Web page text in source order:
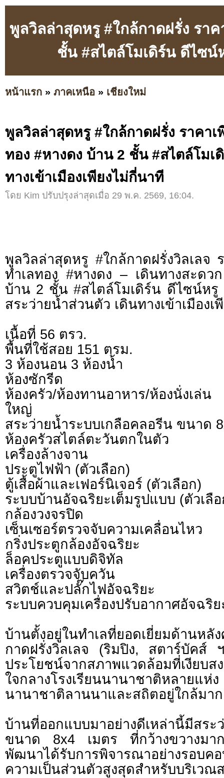
พูลวิลล่าสุดหรู #ใกล้กาดฝรั่ง รา
ชั้น #สไตล์โมเดิร์น ดีไซน์
หน้าแรก » ภาคเหนือ » เชียงใหม่
พูลวิลล่าสุดหรู #ใกล้กาดฝรั่ง ราคาเ
ทอง #หางดง บ้าน 2 ชั้น #สไตล์โมเ
ทางเข้าเมืองเพียงไม่กี่นาที
โดย Kim ปรับปรุงล่าสุดเมื่อ 29 พ.ค. 2569, 16:04.
พูลวิลล่าสุดหรู #ใกล้กาดฝรั่งวิลเลจ
ทำเลทอง #หางดง – เดินทางสะดวก
บ้าน 2 ชั้น #สไตล์โมเดิร์น ดีไซน์หรู
สระว่ายน้ำส่วนตัว เดินทางเข้าเมืองเ
เนื้อที่ 56 ตรว.
พื้นที่ใช้สอย 151 ตรม.
3 ห้องนอน 3 ห้องน้ำ
ห้องซักรีด
ห้องครัว/ห้องทานอาหาร/ห้องนั่งเล่
ใหญ่
สระว่ายน้ำระบบเกลือคลอรีน ขนาด
ห้องครัวสไตล์ตะวันตกในตัว
เครื่องล้างจาน
ประตูไฟฟ้า (ตัวเลือก)
ตู้เสื้อผ้าและเฟอร์นิเจอร์ (ตัวเลือก)
ระบบบ้านอัจฉริยะเต็มรูปแบบ (ตัวเลื
กล้องวงจรปิด
เซ็นเซอร์ตรวจจับความเคลื่อนไหว
กริ่งประตูกล้องอัจฉริยะ
ล็อคประตูแบบดิจิทัล
เครื่องตรวจจับควัน
สวิตช์และปลั๊กไฟอัจฉริยะ
ระบบควบคุมเครื่องปรับอากาศอัจฉริย
บ้านตั้งอยู่ในทำเลที่ยอดเยี่ยมด้านหลั
กาดฝรั่งวิลเลจ (ริมปิง, สตาร์บัคส์
ประโยชน์จากสภาพแวดล้อมที่เงี
ใจกลางโรงเรียนนานาชาติหลาย
นานาชาติลานนาและสถิตอยู่ใกล้มาก
บ้านที่ออกแบบมาอย่างดีเหล่านี้มีสระ
ขนาด 8x4 เมตร ที่กว้างขวางมา
พัฒนาได้รับการพิจารณาอย่างรอบคอ
ความเป็นส่วนตัวสูงสุดสำหรับบริเวณ